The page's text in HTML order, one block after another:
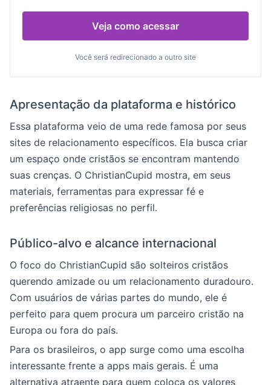
Veja como acessar
Você será redirecionado a outro site
Apresentação da plataforma e histórico
Essa plataforma veio de uma rede famosa por seus
sites de relacionamento específicos. Ela busca criar
um espaço onde cristãos se encontram mantendo
suas crenças. O ChristianCupid mostra, em seus
materiais, ferramentas para expressar fé e
preferências religiosas no perfil.
Público-alvo e alcance internacional
O foco do ChristianCupid são solteiros cristãos
querendo amizade ou um relacionamento duradouro.
Com usuários de várias partes do mundo, ele é
perfeito para quem procura um parceiro cristão na
Europa ou fora do país.
Para os brasileiros, o app surge como uma escolha
interessante frente a apps mais gerais. É uma
alternativa atraente para quem coloca os valores